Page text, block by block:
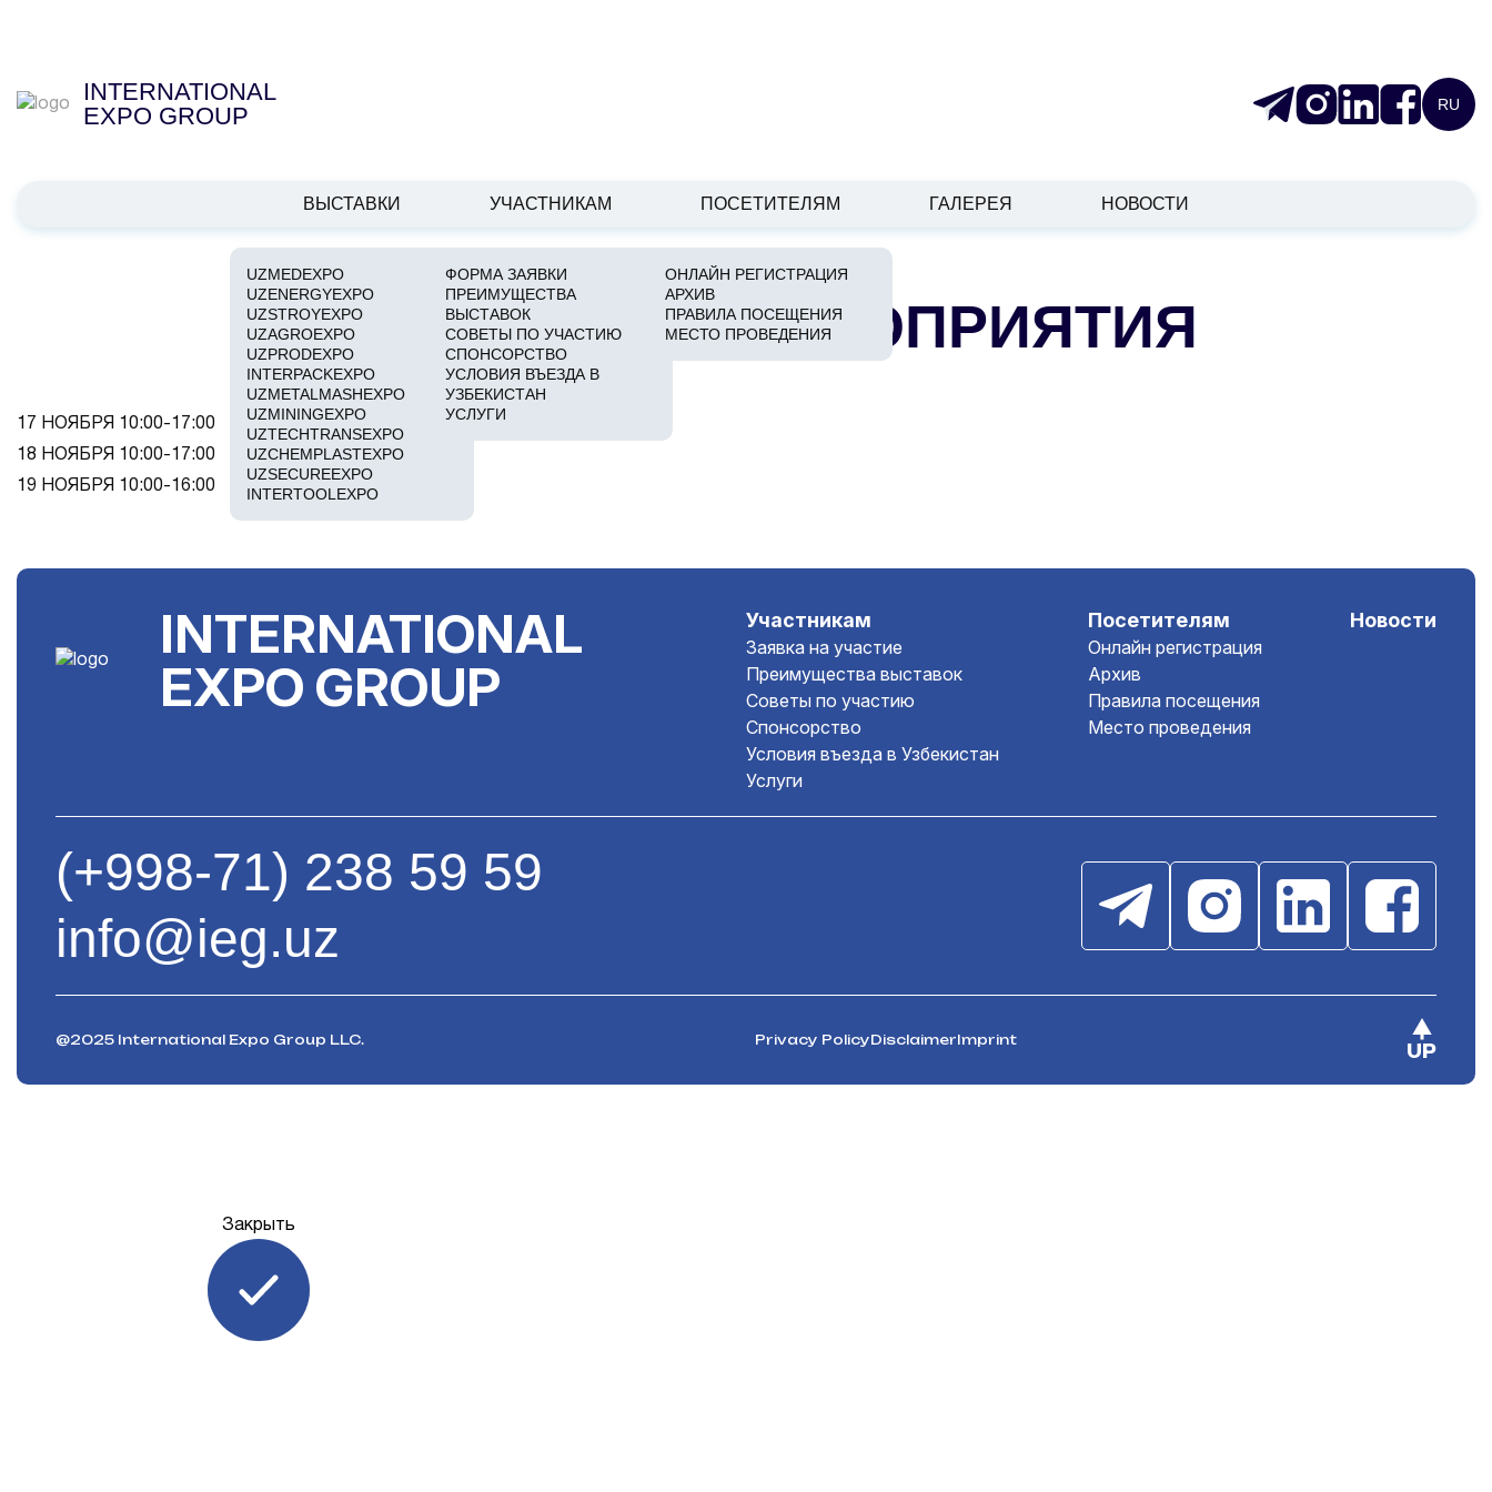
INTERNATIONAL
EXPO GROUP
RU
ВЫСТАВКИ
UZMEDEXPO
UZENERGYEXPO
UZSTROYEXPO
UZAGROEXPO
UZPRODEXPO
INTERPACKEXPO
UZMETALMASHEXPO
UZMININGEXPO
UZTECHTRANSEXPO
UZCHEMPLASTEXPO
UZSECUREEXPO
INTERTOOLEXPO
УЧАСТНИКАМ
ФОРМА ЗАЯВКИ
ПРЕИМУЩЕСТВА
ВЫСТАВОК
СОВЕТЫ ПО УЧАСТИЮ
СПОНСОРСТВО
УСЛОВИЯ ВЪЕЗДА В
УЗБЕКИСТАН
УСЛУГИ
ПОСЕТИТЕЛЯМ
ОНЛАЙН РЕГИСТРАЦИЯ
АРХИВ
ПРАВИЛА ПОСЕЩЕНИЯ
МЕСТО ПРОВЕДЕНИЯ
ГАЛЕРЕЯ НОВОСТИ
РАСПИСАНИЕ МЕРОПРИЯТИЯ
17 НОЯБРЯ 10:00-17:00
18 НОЯБРЯ 10:00-17:00
19 НОЯБРЯ 10:00-16:00
INTERNATIONAL
EXPO GROUP
Участникам
Заявка на участие
Преимущества выставок
Советы по участию
Спонсорство
Условия въезда в Узбекистан
Услуги
Посетителям
Онлайн регистрация
Архив
Правила посещения
Место проведения
Новости
(+998-71) 238 59 59
info@ieg.uz
@2025 International Expo Group LLC. Privacy PolicyDisclaimerImprint
UP
Закрыть